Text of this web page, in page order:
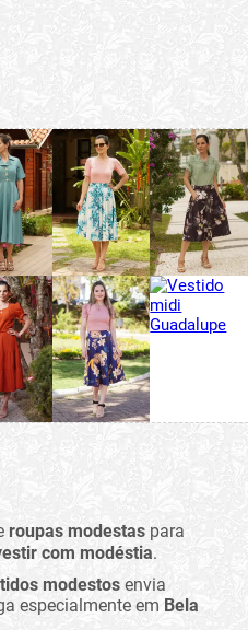
roupas modestas para
com modéstia.
modestos envia
especialmente em Bela